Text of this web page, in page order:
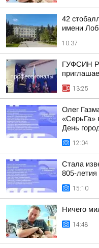
42
имени
10:37
ГУФСИН
13:25
Олег
«СерьГа»
День
12:04
Стала
805-
15:10
Ничего
14:48